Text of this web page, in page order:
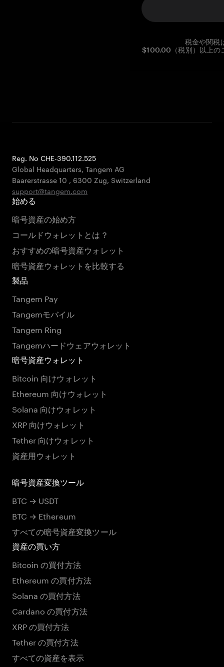
税金や関税
$100.00（税別）以上の
Reg. No CHE-390.112.525
Global Headquarters, Tangem AG
Baarerstrasse 10 , 6300 Zug, Switzerland
support@tangem.com
始める
暗号資産の始め方
コールドウォレットとは？
おすすめの暗号資産ウォレット
暗号資産ウォレットを比較する
製品
Tangem Pay
Tangemモバイル
Tangem Ring
Tangemハードウェアウォレット
暗号資産ウォレット
Bitcoin 向けウォレット
Ethereum 向けウォレット
Solana 向けウォレット
XRP 向けウォレット
Tether 向けウォレット
資産用ウォレット
暗号資産変換ツール
BTC → USDT
BTC → Ethereum
すべての暗号資産変換ツール
資産の買い方
Bitcoin の買付方法
Ethereum の買付方法
Solana の買付方法
Cardano の買付方法
XRP の買付方法
Tether の買付方法
すべての資産を表示